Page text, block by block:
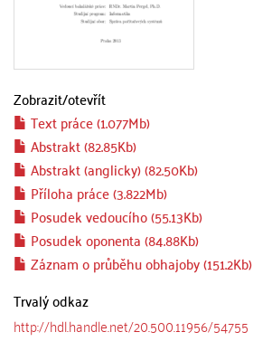
Zobrazit/otevřít
Text práce (1.077Mb)
Abstrakt (82.85Kb)
Abstrakt (anglicky) (82.50Kb)
Příloha práce (3.822Mb)
Posudek vedoucího (55.13Kb)
Posudek oponenta (84.88Kb)
Záznam o průběhu obhajoby (151.2Kb)
Trvalý odkaz
http://hdl.handle.net/20.500.11956/54755